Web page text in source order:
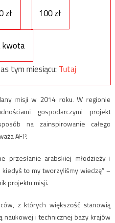
zł 100 zł
kwota
tym miesiącu: Tutaj
misji w 2014 roku. W regionie
gospodarczymi projekt
na zainspirowanie całego
AFP.
przesłanie arabskiej młodzieży i
to my tworzyliśmy wiedzę” –
projektu misji.
z których większość stanowią
naukowej i technicznej bazy krajów